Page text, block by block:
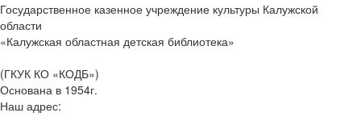
Государственное казенное учреждение культуры Калужской
области
«Калужская областная детская библиотека»
(ГКУК КО «КОДБ»)
Основана в 1954г.
Наш адрес: